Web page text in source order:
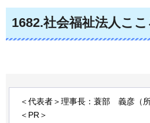
1682.社会福祉法人ここ
＜代表者＞理事長：蓑部 義彦 （
＜PR＞